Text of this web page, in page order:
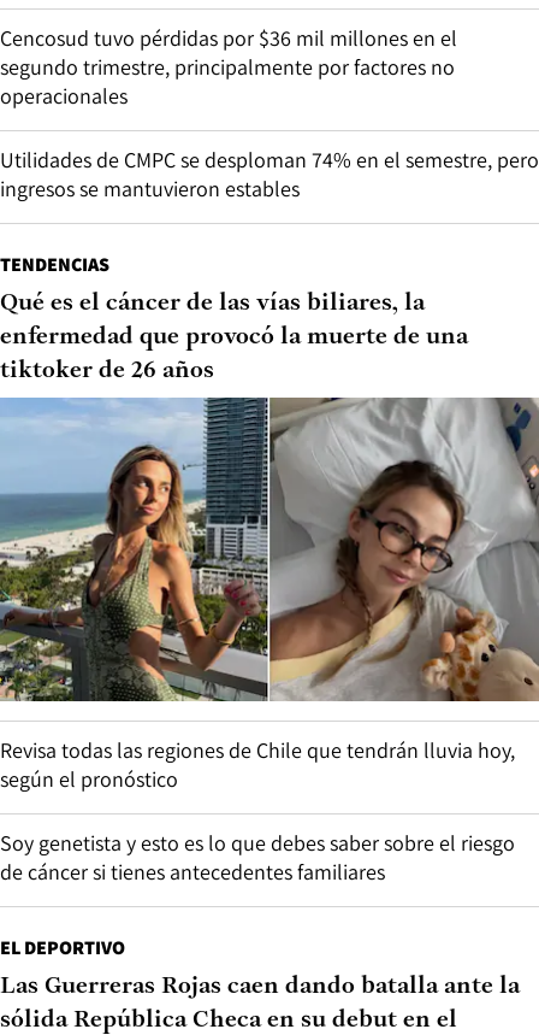
Cencosud tuvo pérdidas por $36 mil millones en el
segundo trimestre, principalmente por factores no
operacionales
Utilidades de CMPC se desploman 74% en el semestre, pero
ingresos se mantuvieron estables
TENDENCIAS
Qué es el cáncer de las vías biliares, la
enfermedad que provocó la muerte de una
tiktoker de 26 años
Revisa todas las regiones de Chile que tendrán lluvia hoy,
según el pronóstico
Soy genetista y esto es lo que debes saber sobre el riesgo
de cáncer si tienes antecedentes familiares
EL DEPORTIVO
Las Guerreras Rojas caen dando batalla ante la
sólida República Checa en su debut en el